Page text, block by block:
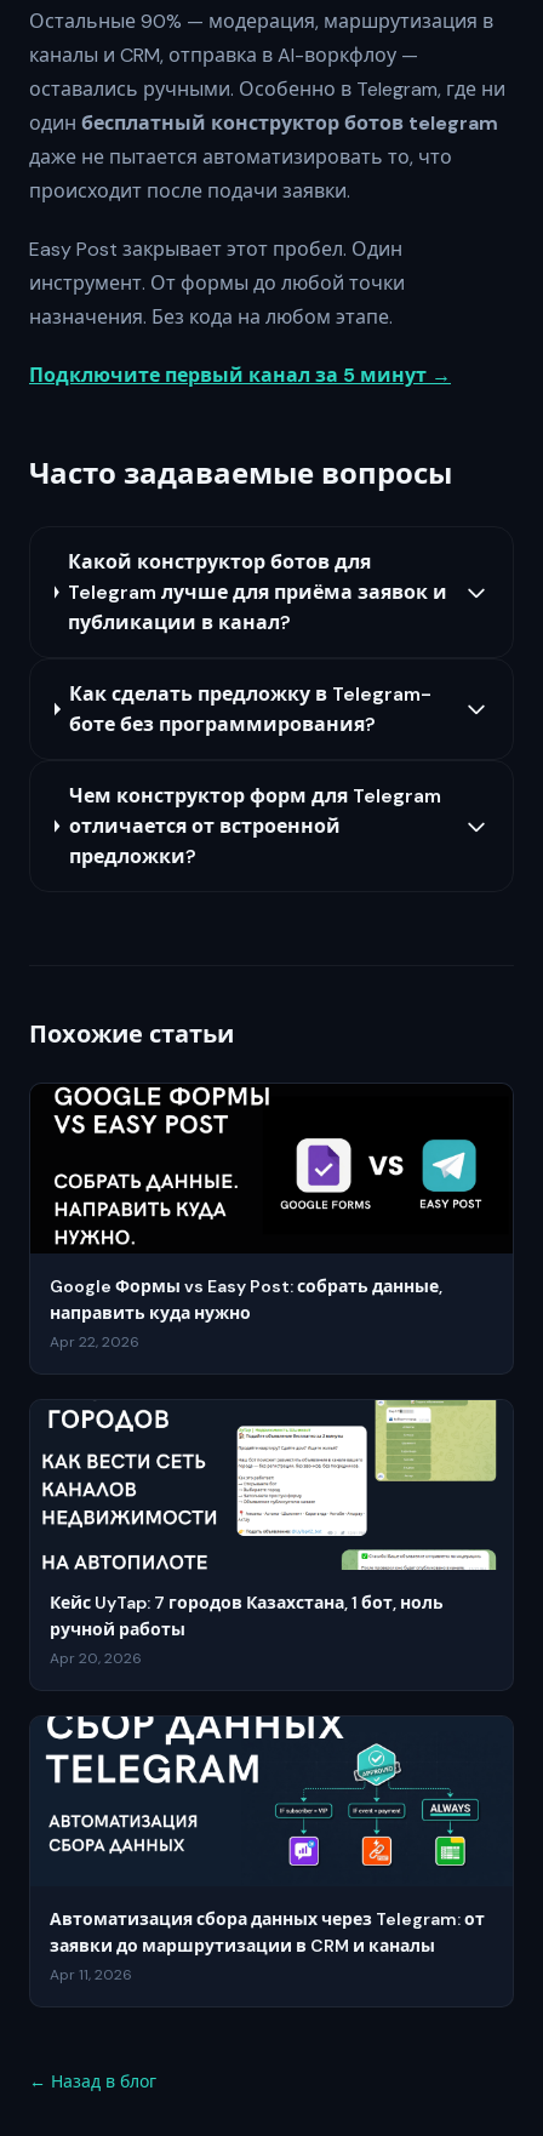
Остальные 90% — модерация, маршрутизация в
каналы и CRM, отправка в AI-воркфлоу —
оставались ручными. Особенно в Telegram, где ни
один бесплатный конструктор ботов telegram
даже не пытается автоматизировать то, что
происходит после подачи заявки.
Easy Post закрывает этот пробел. Один
инструмент. От формы до любой точки
назначения. Без кода на любом этапе.
Подключите первый канал за 5 минут →
Часто задаваемые вопросы
Какой конструктор ботов для
Telegram лучше для приёма заявок и
публикации в канал?
Как сделать предложку в Telegram-
боте без программирования?
Чем конструктор форм для Telegram
отличается от встроенной
предложки?
Похожие статьи
Google Формы vs Easy Post: собрать данные,
направить куда нужно
Apr 22, 2026
Кейс UyTap: 7 городов Казахстана, 1 бот, ноль
ручной работы
Apr 20, 2026
Автоматизация сбора данных через Telegram: от
заявки до маршрутизации в CRM и каналы
Apr 11, 2026
← Назад в блог